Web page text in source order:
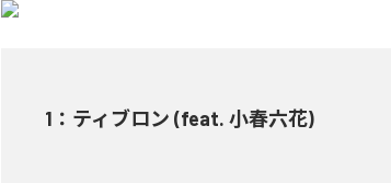
1 ： ティブロン (feat. 小春六花)